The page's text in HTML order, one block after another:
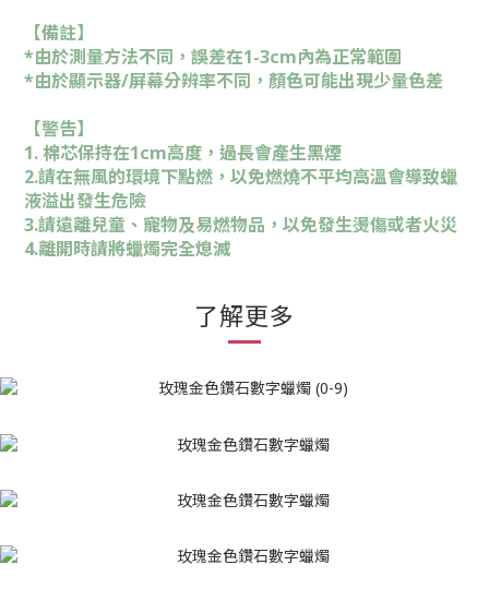
【備註】
*由於測量方法不同，誤差在1-3cm內為正常範圍
*由於顯示器/屏幕分辨率不同，顏色可能出現少量色差
【警告】
1. 棉芯保持在1cm高度，過長會產生黑煙
2.請在無風的環境下點燃，以免燃燒不平均高溫會導致蠟
液溢出發生危險
3.請遠離兒童、寵物及易燃物品，以免發生燙傷或者火災
4.離開時請將蠟燭完全熄滅
了解更多